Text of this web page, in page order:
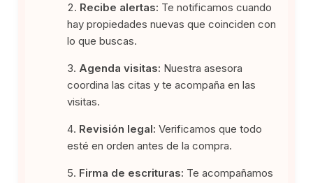
Recibe alertas: Te notificamos cuando
hay propiedades nuevas que coinciden con
lo que buscas.
Agenda visitas: Nuestra asesora
coordina las citas y te acompaña en las
visitas.
Revisión legal: Verificamos que todo
esté en orden antes de la compra.
Firma de escrituras: Te acompañamos